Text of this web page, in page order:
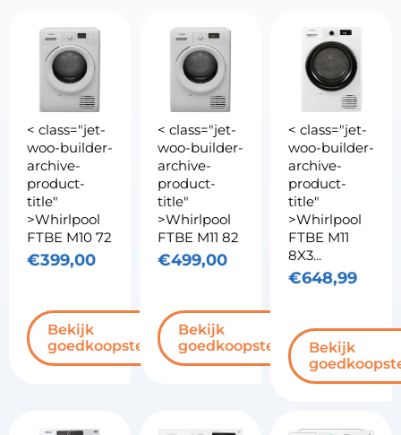
< class="jet-
woo-builder-
archive-
product-
title"
>Whirlpool
FTBE M10 72
€399,00
Bekijk
goedkoopste
< class="jet-
woo-builder-
archive-
product-
title"
>Whirlpool
FTBE M11 82
€499,00
Bekijk
goedkoopste
< class="jet-
woo-builder-
archive-
product-
title"
>Whirlpool
FTBE M11
8X3...
€648,99
Bekijk